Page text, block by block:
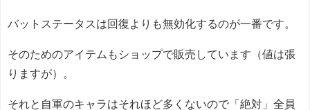
バットステータスは回復よりも無効化するのが一番です。
そのためのアイテムもショップで販売しています（値は張
りますが）。
それと自軍のキャラはそれほど多くないので「絶対」全員